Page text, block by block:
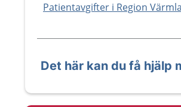
Patientavgifter i Region
Det här kan du få hjälp